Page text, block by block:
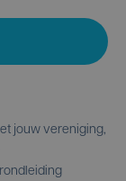
jouw vereniging,